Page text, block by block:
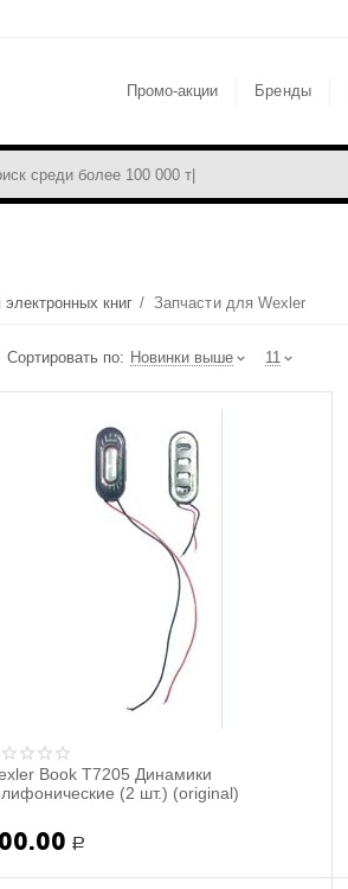
Промо-акции Бренды
книг / Запчасти для Wexler
Сортировать по: Новинки выше 11
Book T7205 Динамики
(2 шт.) (original)
Р